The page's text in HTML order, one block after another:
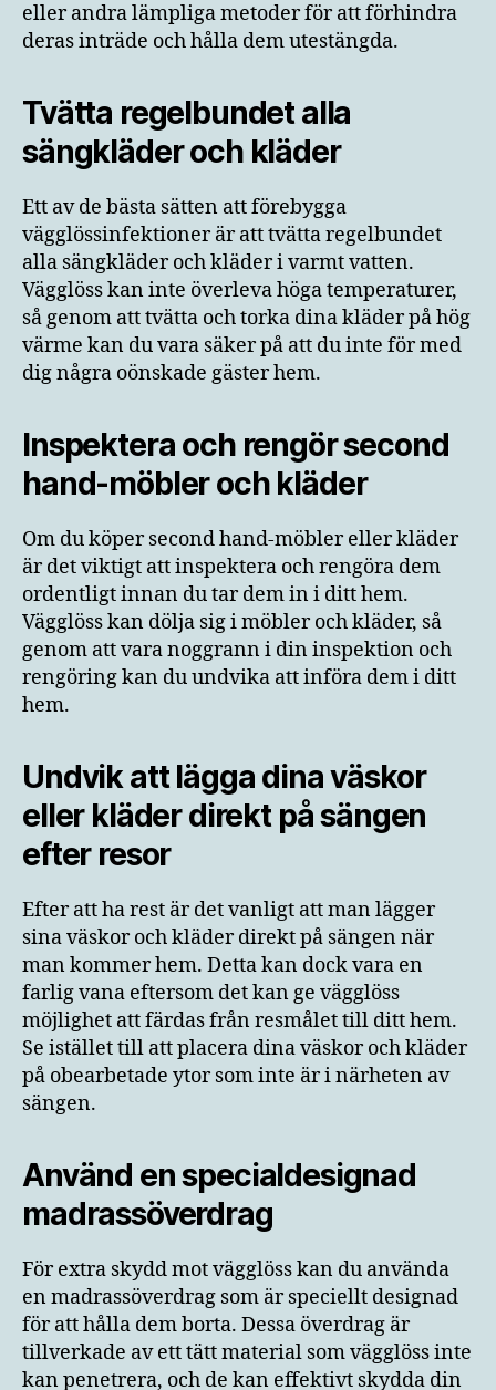
eller andra lämpliga metoder för att förhindra
deras inträde och hålla dem utestängda.
Tvätta regelbundet alla
sängkläder och kläder
Ett av de bästa sätten att förebygga
vägglössinfektioner är att tvätta regelbundet
alla sängkläder och kläder i varmt vatten.
Vägglöss kan inte överleva höga temperaturer,
så genom att tvätta och torka dina kläder på hög
värme kan du vara säker på att du inte för med
dig några oönskade gäster hem.
Inspektera och rengör second
hand-möbler och kläder
Om du köper second hand-möbler eller kläder
är det viktigt att inspektera och rengöra dem
ordentligt innan du tar dem in i ditt hem.
Vägglöss kan dölja sig i möbler och kläder, så
genom att vara noggrann i din inspektion och
rengöring kan du undvika att införa dem i ditt
hem.
Undvik att lägga dina väskor
eller kläder direkt på sängen
efter resor
Efter att ha rest är det vanligt att man lägger
sina väskor och kläder direkt på sängen när
man kommer hem. Detta kan dock vara en
farlig vana eftersom det kan ge vägglöss
möjlighet att färdas från resmålet till ditt hem.
Se istället till att placera dina väskor och kläder
på obearbetade ytor som inte är i närheten av
sängen.
Använd en specialdesignad
madrassöverdrag
För extra skydd mot vägglöss kan du använda
en madrassöverdrag som är speciellt designad
för att hålla dem borta. Dessa överdrag är
tillverkade av ett tätt material som vägglöss inte
kan penetrera, och de kan effektivt skydda din